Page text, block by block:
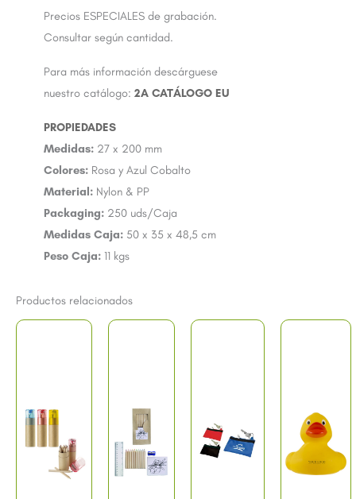
Precios ESPECIALES de grabación.
Consultar según cantidad.
Para más información descárguese
nuestro catálogo: 2A CATÁLOGO EU
Medidas: 27 x 200 mm
Colores: Rosa y Azul Cobalto
Material: Nylon & PP
Packaging: 250 uds/Caja
Medidas Caja: 50 x 35 x 48,5 cm
Peso Caja: 11 kgs
Productos relacionados